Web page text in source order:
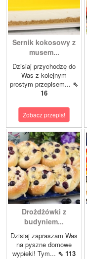
Sernik kokosowy z
musem...
Dzisiaj przychodzę do
Was z kolejnym
prostym przepisem... ⇖
16
Zobacz przepis!
Drożdżówki z
budyniem...
Dzisiaj zapraszam Was
na pyszne domowe
wypieki! Tym... ⇖ 113